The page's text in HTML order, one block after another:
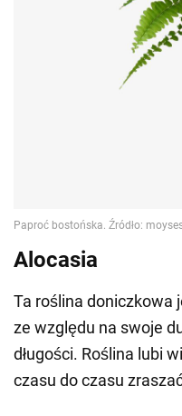
Alocasia
Ta roślina doniczkowa
ze względu na swoje
długości. Roślina lubi
czasu do czasu